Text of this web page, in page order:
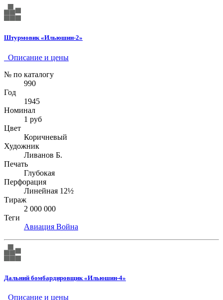
Штурмовик «Ильюшин-2»
Описание и цены
№ по каталогу
990
Год
1945
Номинал
1 руб
Цвет
Коричневый
Художник
Ливанов Б.
Печать
Глубокая
Перфорация
Линейная 12½
Тираж
2 000 000
Теги
Авиация Война
Дальний бомбардировщик «Ильюшин-4»
Описание и цены